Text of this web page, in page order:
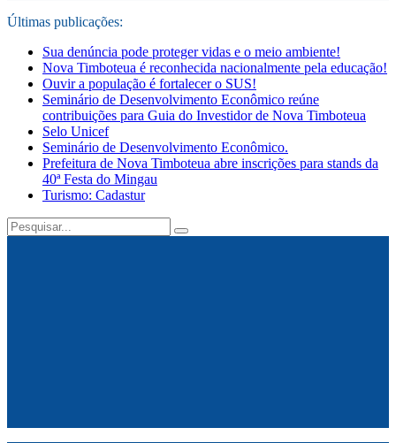
Últimas publicações:
Sua denúncia pode proteger vidas e o meio ambiente!
Nova Timboteua é reconhecida nacionalmente pela educação!
Ouvir a população é fortalecer o SUS!
Seminário de Desenvolvimento Econômico reúne
contribuições para Guia do Investidor de Nova Timboteua
Selo Unicef
Seminário de Desenvolvimento Econômico.
Prefeitura de Nova Timboteua abre inscrições para stands da
40ª Festa do Mingau
Turismo: Cadastur